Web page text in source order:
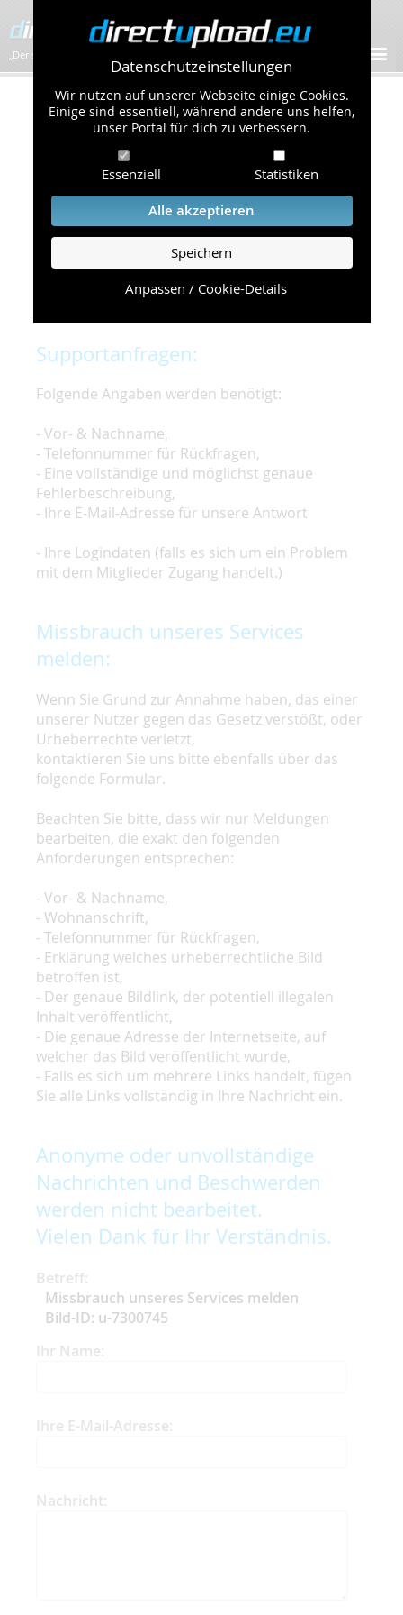
Datenschutzeinstellungen
Wir nutzen auf unserer Webseite einige Cookies.
Einige sind essentiell, während andere uns helfen,
unser Portal für dich zu verbessern.
Essenziell Statistiken
Alle akzeptieren
Speichern
Anpassen / Cookie-Details
„Der schnellste Bilder-Hoster im Web!”
Kontakt & Support
Um eine schnelle und unkomplizierte
Bearbeitung Ihres Problems zu gewährleisten,
bitten wir Sie,
folgende Punkte zu beachten und einzuhalten.
Die schnellste Hilfe finden Sie auf unserer
Seite, die die häufig gestellten Fragen
Supportanfragen:
Folgende Angaben werden benötigt:
- Vor- & Nachname,
- Telefonnummer für Rückfragen,
- Eine vollständige und möglichst genaue
Fehlerbeschreibung,
- Ihre E-Mail-Adresse für unsere Antwort
- Ihre Logindaten (falls es sich um ein Problem
mit dem Mitglieder Zugang handelt.)
Missbrauch unseres Services
melden:
Wenn Sie Grund zur Annahme haben, das einer
unserer Nutzer gegen das Gesetz verstößt, oder
Urheberrechte verletzt,
kontaktieren Sie uns bitte ebenfalls über das
folgende Formular.
Beachten Sie bitte, dass wir nur Meldungen
bearbeiten, die exakt den folgenden
Anforderungen entsprechen:
- Vor- & Nachname,
- Wohnanschrift,
- Telefonnummer für Rückfragen,
- Erklärung welches urheberrechtliche Bild
betroffen ist,
- Der genaue Bildlink, der potentiell illegalen
Inhalt veröffentlicht,
- Die genaue Adresse der Internetseite, auf
welcher das Bild veröffentlicht wurde,
- Falls es sich um mehrere Links handelt, fügen
Sie alle Links vollständig in Ihre Nachricht ein.
Anonyme oder unvollständige
Nachrichten und Beschwerden
werden nicht bearbeitet.
Vielen Dank für Ihr Verständnis.
Betreff:
Missbrauch unseres Services melden
Bild-ID: u-7300745
Ihr Name:
Ihre E-Mail-Adresse:
Nachricht: